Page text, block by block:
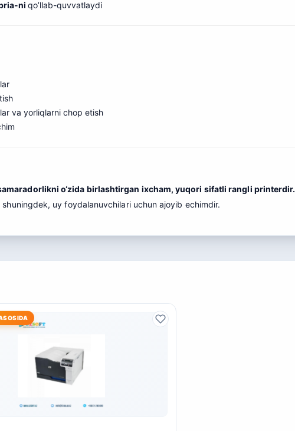
ni qo’llab-quvvatlaydi
va yorliqlarni chop etish
o‘zida birlashtirgan ixcham, yuqori sifatli rangli printerdir.
shuningdek, uy foydalanuvchilari uchun ajoyib echimdir.